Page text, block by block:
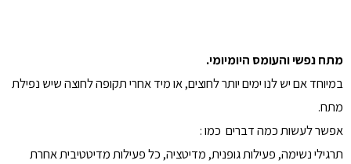
מתח נפשי והעומס היומיומי.
במיוחד אם יש לנו ימים יותר לחוצים, או מיד אחרי תקופה לחוצה שיש נפילת
מתח.
אפשר לעשות כמה דברים כמו :
תרגילי נשימה, פעילות גופנית, מדיטציה, כל פעילות מדיטטיבית אחרת